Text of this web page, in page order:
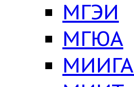
МГЭИ
МГЮА